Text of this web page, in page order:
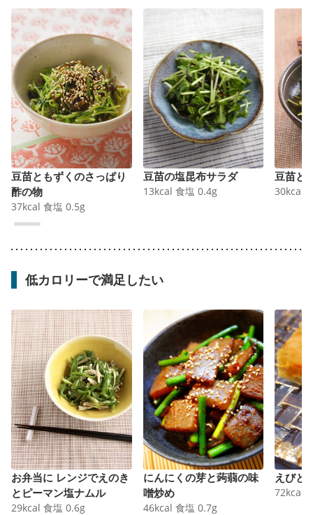
豆苗ともずくのさっぱり
酢の物
37kcal 食塩 0.5g
豆苗の塩昆布サラダ
13kcal 食塩 0.4g
豆苗と
30kcal
低カロリーで満足したい
お弁当に レンジでえのき
とピーマン塩ナムル
29kcal 食塩 0.6g
にんにくの芽と蒟蒻の味
噌炒め
46kcal 食塩 0.7g
えびと
72kcal